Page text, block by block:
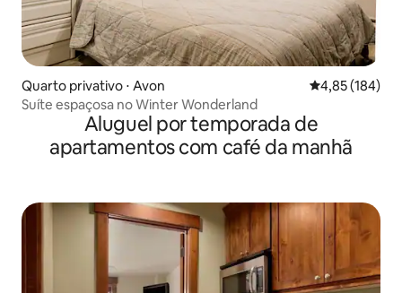
Quarto privativo ⋅ Avon 4,85 de uma
4,85 (184)
Suíte espaçosa no Winter Wonderland
Aluguel por temporada de
apartamentos com café da manhã